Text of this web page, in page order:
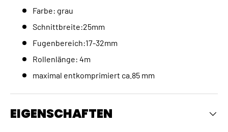
Farbe: grau
Schnittbreite:25mm
Fugenbereich:17-32mm
Rollenlänge: 4m
maximal entkomprimiert ca.85 mm
EIGENSCHAFTEN